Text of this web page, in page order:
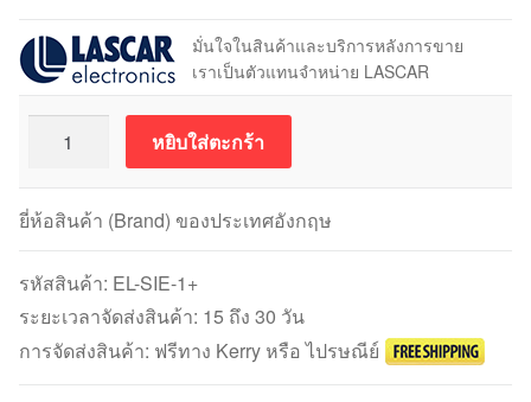
มั่นใจในสินค้าและบริการหลังการขาย
เราเป็นตัวแทนจำหน่าย LASCAR
Lascar
EL-
SIE-
1+
เครื่อง
วัด
และ
บันทึก
หยิบใส่ตะกร้า
ยี่ห้อสินค้า (Brand) ของประเทศอังกฤษ
รหัสสินค้า: EL-SIE-1+
ระยะเวลาจัดส่งสินค้า: 15 ถึง 30 วัน
การจัดส่งสินค้า: ฟรีทาง Kerry หรือ ไปรษณีย์